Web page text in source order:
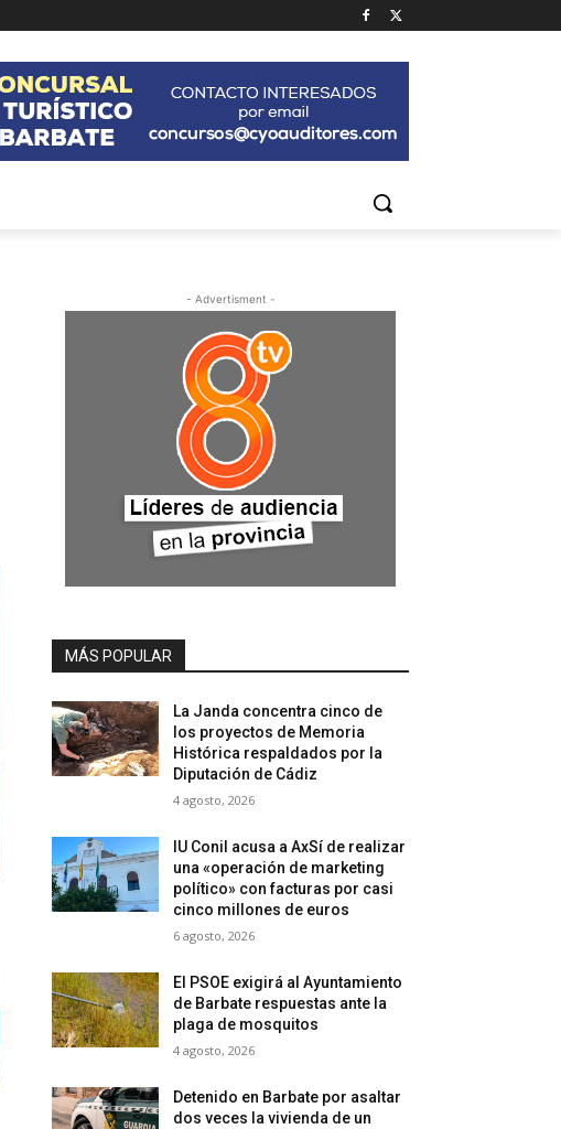
- Advertisment -
MÁS POPULAR
La Janda concentra cinco de
los proyectos de Memoria
Histórica respaldados por la
Diputación de Cádiz
4 agosto, 2026
IU Conil acusa a AxSí de realizar
una «operación de marketing
político» con facturas por casi
cinco millones de euros
6 agosto, 2026
El PSOE exigirá al Ayuntamiento
de Barbate respuestas ante la
plaga de mosquitos
4 agosto, 2026
Detenido en Barbate por asaltar
dos veces la vivienda de un